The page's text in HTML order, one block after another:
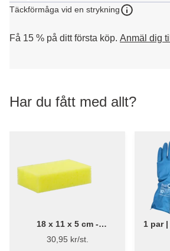
Täckförmåga vid en strykning
Få 15 % på ditt första köp. Anmäl dig
Har du fått med allt?
18 x 11 x 5 cm -
Tvättsvamp, 2 stk.
30,95 kr/st.
1 par